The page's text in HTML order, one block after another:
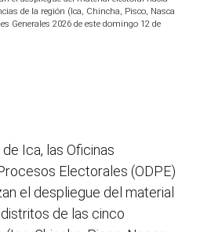
de la región (Ica, Chincha, Pisco, Nasca
Generales 2026 de este domingo 12 de
Ica, las Oficinas
Electorales (ODPE)
el despliegue del material
de las cinco